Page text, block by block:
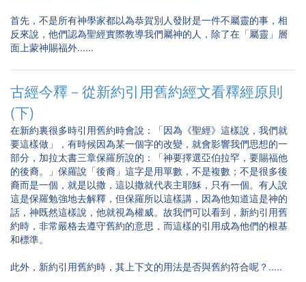
首先，不是所有神學家都以為恭賀別人發財是一件不屬靈的事，相
反來說，他們認為聖經實際教導我們屬神的人，除了在「屬靈」層
面上蒙神賜福外......
古經今釋－從新約引用舊約經文看釋經原則
(下)
在新約裏很多時引用舊約時會說：「因為《聖經》這樣說，我們就
要這樣做」，有時候因為某一個字的改變，就會影響我們思想的一
部分，加拉太書三章保羅所說的：「神要擇選亞伯拉罕，要賜福他
的後裔。」保羅說「後裔」這字是用單數，不是複數；不是很多後
裔而是一個，就是以撒，這以撒就代表主耶穌，只有一個。有人說
這是保羅勉強地去解釋，但保羅所以這樣講，因為他知道這是神的
話，神既然這樣說，他就視為權威。故我們可以看到，新約引用舊
約時，非常嚴格去遵守舊約的意思，而這樣的引用成為他們的根基
和標準。
此外，新約引用舊約時，其上下文的用法是否與舊約符合呢？.....